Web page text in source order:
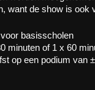
want de show is ook
basisscholen
minuten of 1 x 60
op een podium van